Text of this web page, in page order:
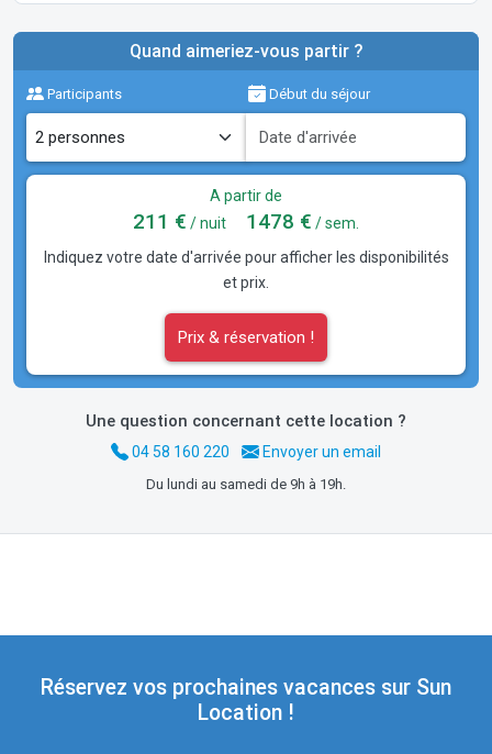
Quand aimeriez-vous partir ?
Participants Début du séjour
A partir de
211 € / nuit 1478 € / sem.
Indiquez votre date d'arrivée pour afficher les disponibilités
et prix.
Prix & réservation !
Une question concernant cette location ?
04 58 160 220 Envoyer un email
Du lundi au samedi de 9h à 19h.
Réservez vos prochaines vacances sur Sun
Location !